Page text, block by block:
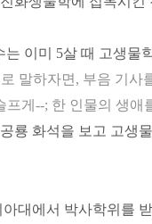
이미 5살 때 고생물
말하자면, 부음 기사
프게--; 한 인물의 생애
룡 화석을 보고 고생
대에서 박사학위를